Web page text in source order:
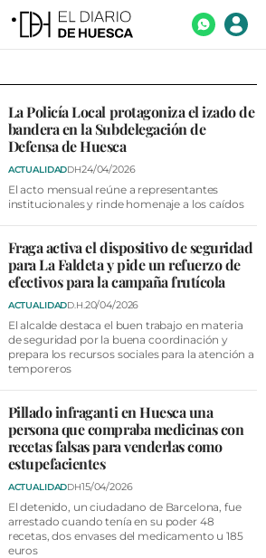
ARAGÓN
La Policía Local protagoniza el izado de
bandera en la Subdelegación de
Defensa de Huesca
ACTUALIDADDH24/04/2026
El acto mensual reúne a representantes
institucionales y rinde homenaje a los caídos
Fraga activa el dispositivo de seguridad
para La Faldeta y pide un refuerzo de
efectivos para la campaña frutícola
ACTUALIDADD.H. 20/04/2026
El alcalde destaca el buen trabajo en materia
de seguridad por la buena coordinación y
prepara los recursos sociales para la atención a
temporeros
Pillado infraganti en Huesca una
persona que compraba medicinas con
recetas falsas para venderlas como
estupefacientes
ACTUALIDADDH15/04/2026
El detenido, un ciudadano de Barcelona, fue
arrestado cuando tenía en su poder 48
recetas, dos envases del medicamento u 185
euros